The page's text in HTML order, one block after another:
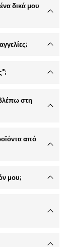
δικά μου
στη
από
μου;